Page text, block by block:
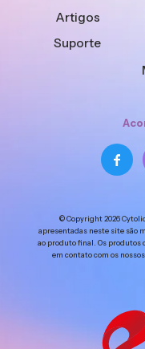
Artigos
Suporte
© Copyright 2026
apresentadas neste site são
ao produto final. Os produtos
em contato com os